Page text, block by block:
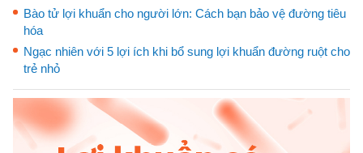
Bào tử lợi khuẩn cho người lớn: Cách bạn bảo vệ đường tiêu
hóa
Ngạc nhiên với 5 lợi ích khi bổ sung lợi khuẩn đường ruột cho
trẻ nhỏ